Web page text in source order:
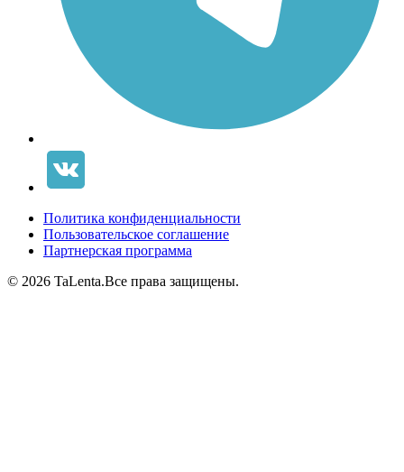
Политика конфиденциальности
Пользовательское соглашение
Партнерская программа
© 2026 TaLenta.Все права защищены.